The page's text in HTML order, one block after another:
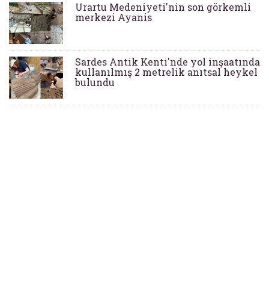
Urartu Medeniyeti'nin son görkemli
merkezi Ayanis
Sardes Antik Kenti'nde yol inşaatında
kullanılmış 2 metrelik anıtsal heykel
bulundu